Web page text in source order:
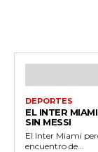
DEPORTES
EL INTER
SIN MESSI
El Inter Miami
encuentro de...